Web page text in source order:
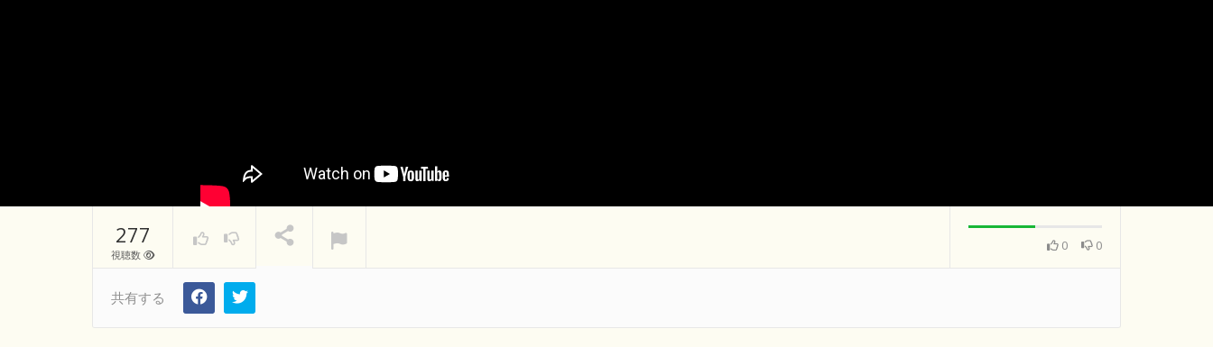
277
視聴数
0 0
共有する